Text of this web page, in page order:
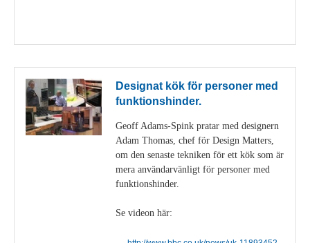
Designat kök för personer med
funktionshinder.
Geoff Adams-Spink pratar med designern
Adam Thomas, chef för Design Matters,
om den senaste tekniken för ett kök som är
mera användarvänligt för personer med
funktionshinder.
Se videon här: